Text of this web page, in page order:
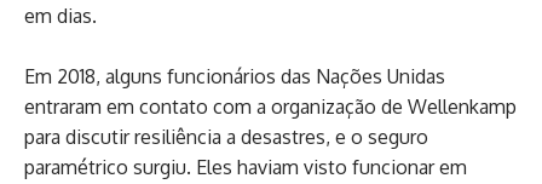
em dias.
Em 2018, alguns funcionários das Nações Unidas
entraram em contato com a organização de Wellenkamp
para discutir resiliência a desastres, e o seguro
paramétrico surgiu. Eles haviam visto funcionar em